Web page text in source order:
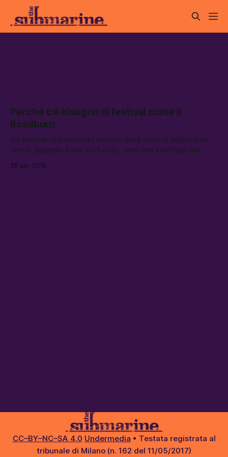
Perché c’è bisogno di festival come il
Roadburn
Un festival che esplora i territori della musica pe(n)sante,
con lo sguardo fisso sul futuro, oltre che sull’hype del
26 apr 2018
CC–BY–NC–SA 4.0 Undermedia • Testata registrata al
tribunale di Milano (n. 162 del 11/05/2017)